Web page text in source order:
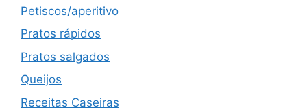
Petiscos/aperitivo
Pratos rápidos
Pratos salgados
Queijos
Receitas Caseiras